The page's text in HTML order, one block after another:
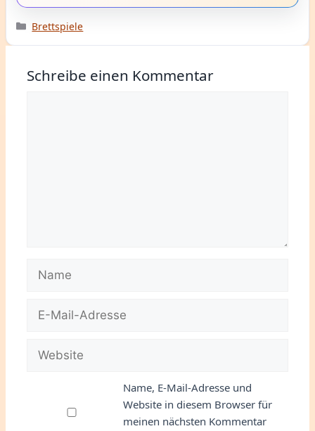
Kategorien
Brettspiele
Schreibe einen Kommentar
Mail-
Name, E-Mail-Adresse und
Website in diesem Browser für
meinen nächsten Kommentar